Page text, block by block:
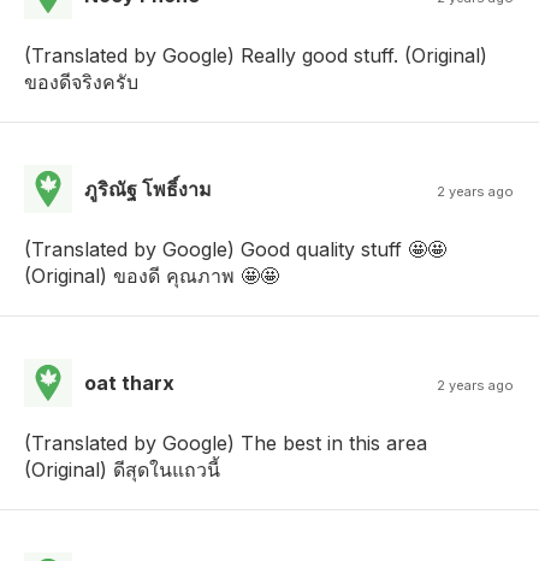
(Translated by Google) Really good stuff. (Original)
ของดีจริงครับ
ภูริณัฐ โพธิ์งาม 2 years ago
(Translated by Google) Good quality stuff 🤩🤩
(Original) ของดี คุณภาพ 🤩🤩
oat tharx 2 years ago
(Translated by Google) The best in this area
(Original) ดีสุดในแถวนี้